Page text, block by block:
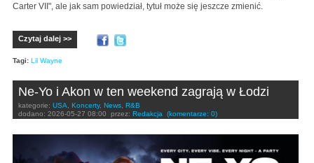
Carter VII", ale jak sam powiedział, tytuł może się jeszcze zmienić.
Czytaj dalej >>
Tagi: Lil Wayne
Ne-Yo i Akon w ten weekend zagrają w Łodzi
kategorie: USA Koncerty, News R&B
dodano: 2026-05-27 08:00 przez: Redakcja (komentarze: 0)